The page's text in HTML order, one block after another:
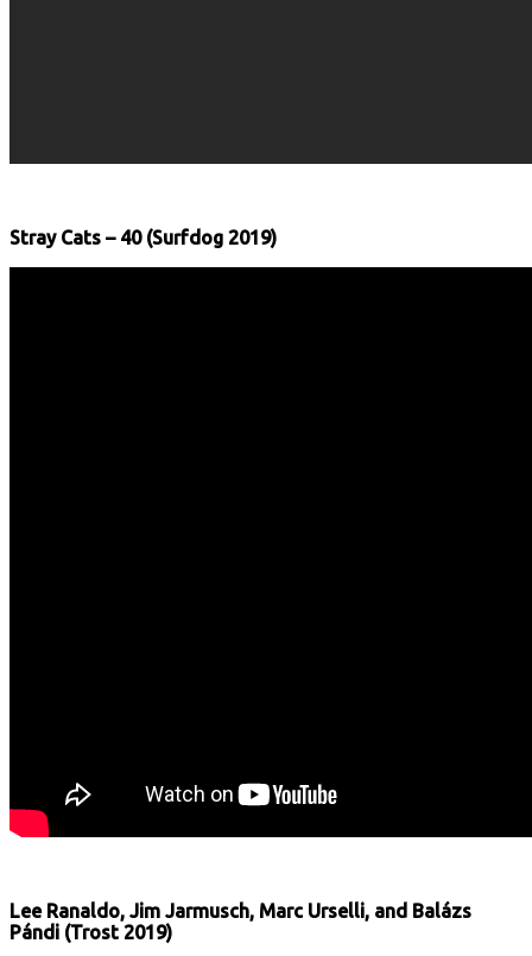
Stray Cats – 40 (Surfdog 2019)
Lee Ranaldo, Jim Jarmusch, Marc Urselli, and Balázs
Pándi (Trost 2019)